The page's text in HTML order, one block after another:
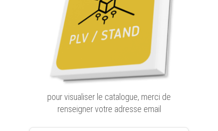
pour visualiser le catalogue, merci de
renseigner votre adresse email